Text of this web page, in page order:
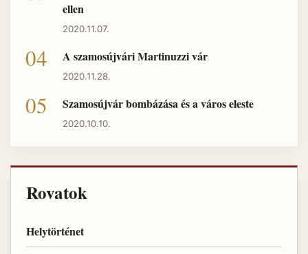
ellen
2020.11.07.
A szamosújvári Martinuzzi vár
2020.11.28.
Szamosújvár bombázása és a város eleste
2020.10.10.
Rovatok
Helytörténet